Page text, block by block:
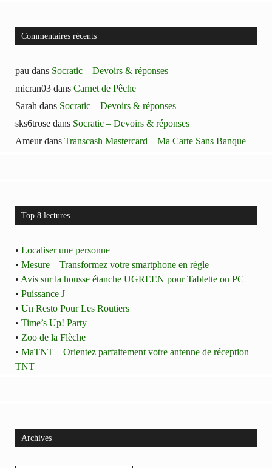
Commentaires récents
pau dans Socratic – Devoirs & réponses
micran03 dans Carnet de Pêche
Sarah dans Socratic – Devoirs & réponses
sks6trose dans Socratic – Devoirs & réponses
Ameurdans Transcash Mastercard – Ma Carte Sans Banque
Top 8 lectures
• Localiser une personne
• Mesure – Transformez votre smartphone en règle
• Avis sur la housse étanche UGREEN pour Tablette ou PC
• Puissance J
• Un Resto Pour Les Routiers
• Time’s Up! Party
• Zoo de la Flèche
• MaTNT – Orientez parfaitement votre antenne de réception
TNT
Archives